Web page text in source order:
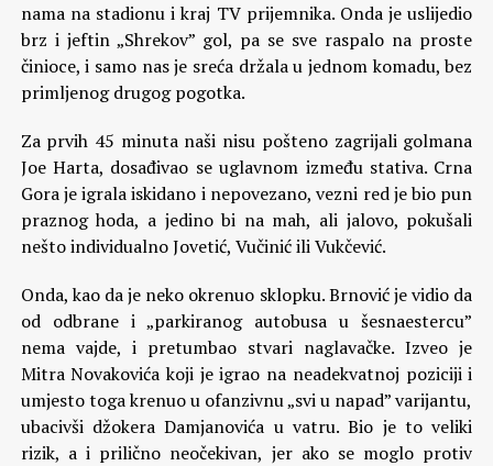
nama na stadionu i kraj TV prijemnika. Onda je uslijedio
brz i jeftin „Shrekov” gol, pa se sve raspalo na proste
činioce, i samo nas je sreća držala u jednom komadu, bez
primljenog drugog pogotka.
Za prvih 45 minuta naši nisu pošteno zagrijali golmana
Joe Harta, dosađivao se uglavnom između stativa. Crna
Gora je igrala iskidano i nepovezano, vezni red je bio pun
praznog hoda, a jedino bi na mah, ali jalovo, pokušali
nešto individualno Jovetić, Vučinić ili Vukčević.
Onda, kao da je neko okrenuo sklopku. Brnović je vidio da
od odbrane i „parkiranog autobusa u šesnaestercu”
nema vajde, i pretumbao stvari naglavačke. Izveo je
Mitra Novakovića koji je igrao na neadekvatnoj poziciji i
umjesto toga krenuo u ofanzivnu „svi u napad” varijantu,
ubacivši džokera Damjanovića u vatru. Bio je to veliki
rizik, a i prilično neočekivan, jer ako se moglo protiv